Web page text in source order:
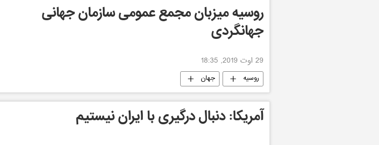
روسیه میزبان مجمع عمومی سازمان جهانی
جهانگردی
29 اوت 2019, 18:35
روسیه جهان
آمریکا: دنبال درگیری با ایران نیستیم